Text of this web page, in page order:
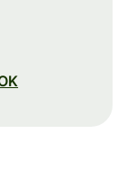
NOK إلى PLN